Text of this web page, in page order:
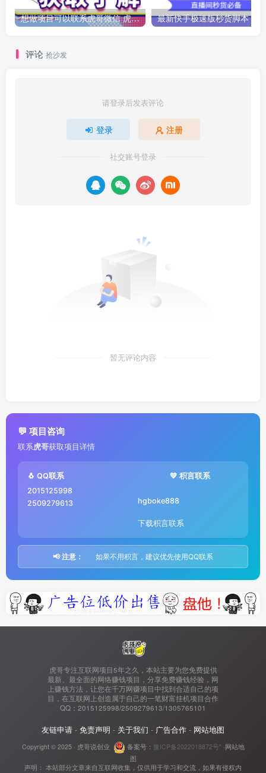
想做项目可以联系虎哥微信 虎哥一对一解答并且远程视频教学
评论 抢沙发
请登录后发表评论
登录 注册
社交账号登录
暂无评论内容
💬 项目咨询
联系虎哥获取项目详情
🐧 QQ联系
2015125998
2509279613
💚 积言联系
hgboke888
下载积言联系
📢 注意： 如果不用积言，建议优先使用QQ联系
虎哥专注互联网项目5年之久，本站主要为您免费提供
最新、最全面的网络赚钱项目，分享免费赚钱经验，网
上赚钱方法，让您在千万网赚项目中找到合适自己的项
目，在互联网上创造属于自己的一笔财富挂机项目合作
QQ：2015125998/2509279613/1305765101
友链申请 - 免责声明 - 关于我们 - 广告合作 - 网站地图
Copyright © 2025 · 虎哥说创业 备案号： 豫ICP备2022018872号" ·网站地
图
声明： 本站部分文章来自互联网收集，仅供用于学习和交流，如果有侵权内